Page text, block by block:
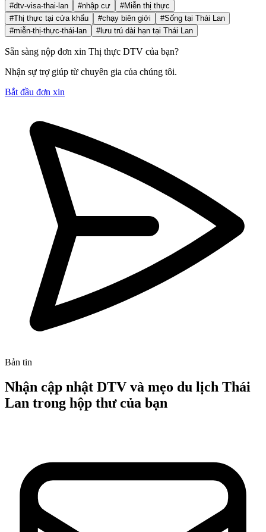
#dtv-visa-thai-lan
#nhập cư
#Miễn thị thực
#Thị thực tại cửa khẩu
#chạy biên giới
#Sống tại Thái Lan
#miễn-thị-thực-thái-lan
#lưu trú dài hạn tại Thái Lan
Sẵn sàng nộp đơn xin Thị thực DTV của bạn?
Nhận sự trợ giúp từ chuyên gia của chúng tôi.
Bắt đầu đơn xin
Bản tin
Nhận cập nhật DTV và mẹo du lịch Thái
Lan trong hộp thư của bạn